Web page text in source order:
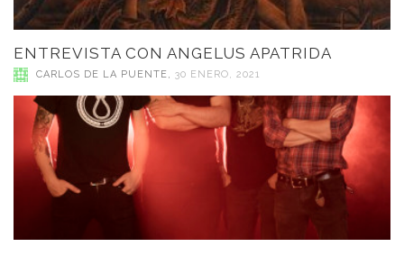
ENTREVISTA CON ANGELUS APATRIDA
CARLOS DE LA PUENTE, 30 ENERO, 2021